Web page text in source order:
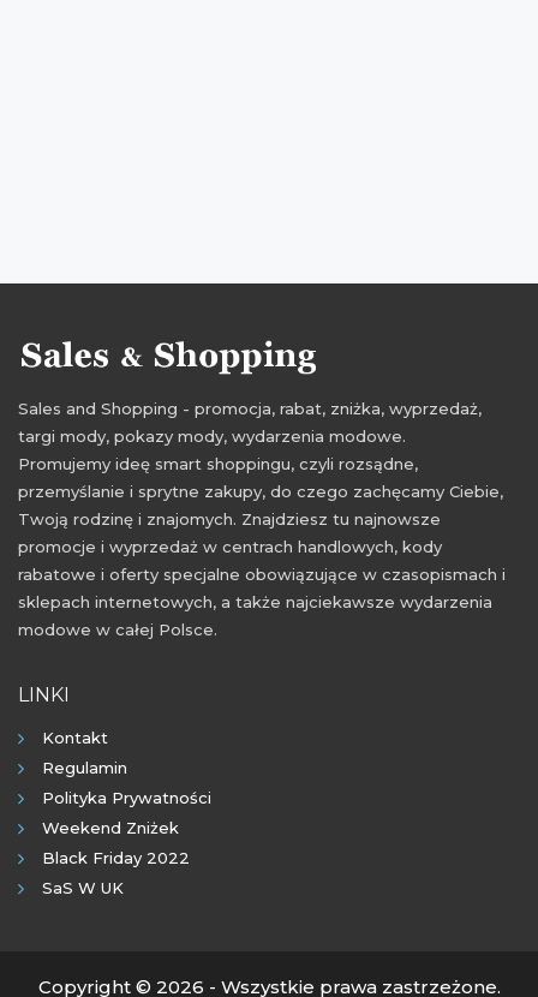
weekend zakupów czerwiec weekend zniżek 2016
weekend okazji 2016 weekend zakupów 2016
Sales and Shopping - promocja, rabat, zniżka, wyprzedaż,
targi mody, pokazy mody, wydarzenia modowe.
Promujemy ideę smart shoppingu, czyli rozsądne,
przemyślanie i sprytne zakupy, do czego zachęcamy Ciebie,
Twoją rodzinę i znajomych. Znajdziesz tu najnowsze
promocje i wyprzedaż w centrach handlowych, kody
rabatowe i oferty specjalne obowiązujące w czasopismach i
sklepach internetowych, a także najciekawsze wydarzenia
modowe w całej Polsce.
LINKI
Kontakt
Regulamin
Polityka Prywatności
Weekend Zniżek
Black Friday 2022
SaS W UK
Copyright © 2026 - Wszystkie prawa zastrzeżone.